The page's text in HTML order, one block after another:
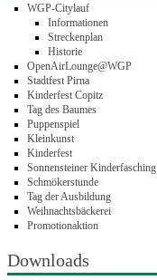
WGP-Citylauf
Informationen
Streckenplan
Historie
OpenAirLounge@WGP
Stadtfest Pirna
Kinderfest Copitz
Tag des Baumes
Puppenspiel
Kleinkunst
Kinderfest
Sonnensteiner Kinderfasching
Schmökerstunde
Tag der Ausbildung
Weihnachtsbäckerei
Promotionaktion
Downloads